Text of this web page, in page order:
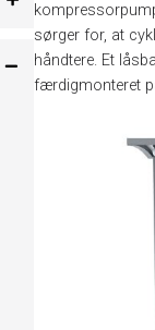
sørger for, at
håndtere. Et
færdigmonteret